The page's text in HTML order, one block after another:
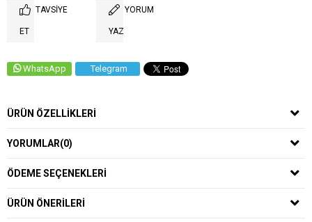
TAVSIYE
ET
YORUM
YAZ
WhatsApp Telegram
ÜRÜN ÖZELLIKLERI
YORUMLAR(0)
ÖDEME SEÇENEKLERI
ÜRÜN ÖNERILERI